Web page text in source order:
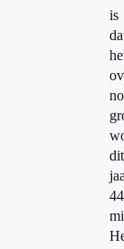
is
dit